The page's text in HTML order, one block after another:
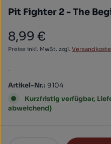
Pit Fighter 2 - The
Regulärer Preis:
8,99 €
Preise inkl. MwSt. zzgl.
.
Artikel-Nr.: 9104
Kurzfristig verfügbar,
abweichend)